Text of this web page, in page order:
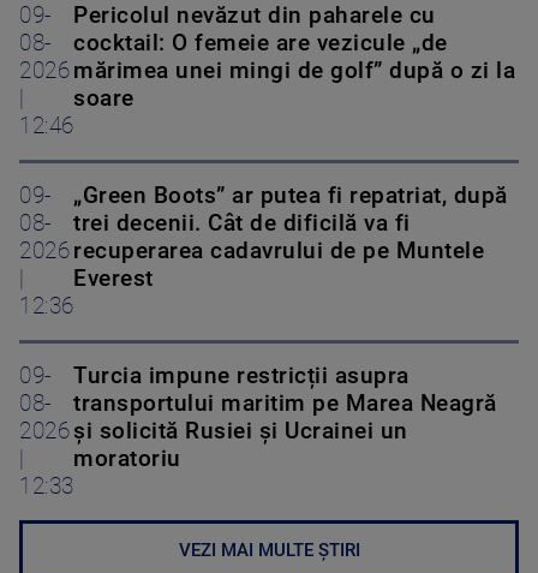
09-
08-
2026
|
12:46
Pericolul nevăzut din paharele cu
cocktail: O femeie are vezicule „de
mărimea unei mingi de golf” după o zi la
soare
09-
08-
2026
|
12:36
„Green Boots” ar putea fi repatriat, după
trei decenii. Cât de dificilă va fi
recuperarea cadavrului de pe Muntele
Everest
09-
08-
2026
|
12:33
Turcia impune restricții asupra
transportului maritim pe Marea Neagră
și solicită Rusiei și Ucrainei un
moratoriu
VEZI MAI MULTE ȘTIRI